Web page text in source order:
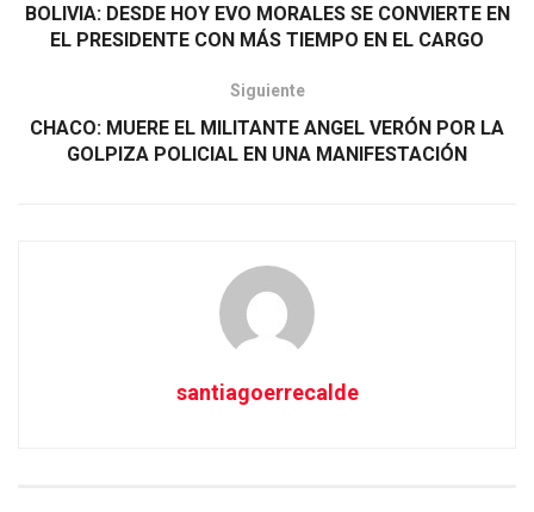
BOLIVIA: DESDE HOY EVO MORALES SE CONVIERTE EN
EL PRESIDENTE CON MÁS TIEMPO EN EL CARGO
Siguiente
CHACO: MUERE EL MILITANTE ANGEL VERÓN POR LA
GOLPIZA POLICIAL EN UNA MANIFESTACIÓN
santiagoerrecalde